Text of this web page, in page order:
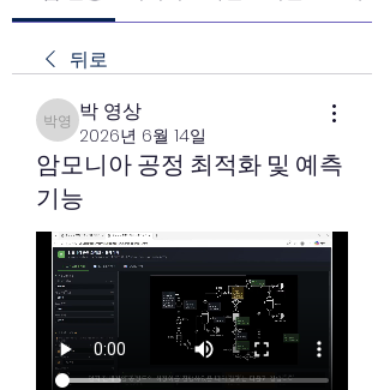
뒤로
박 영상
박 영상
2026년 6월 14일
암모니아 공정 최적화 및 예측
기능